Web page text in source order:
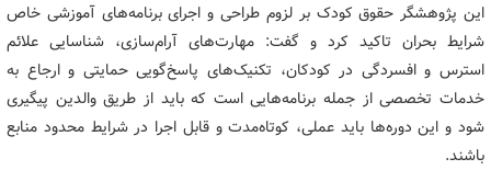
این پژوهشگر حقوق کودک بر لزوم طراحی و اجرای برنامه‌های آموزشی خاص
شرایط بحران تاکید کرد و گفت: مهارت‌های آرام‌سازی، شناسایی علائم
استرس و افسردگی در کودکان، تکنیک‌های پاسخ‌گویی حمایتی و ارجاع به
خدمات تخصصی از جمله برنامه‌هایی است که باید از طریق والدین پیگیری
شود و این دوره‌ها باید عملی، کوتاه‌مدت و قابل اجرا در شرایط محدود منابع
باشند.